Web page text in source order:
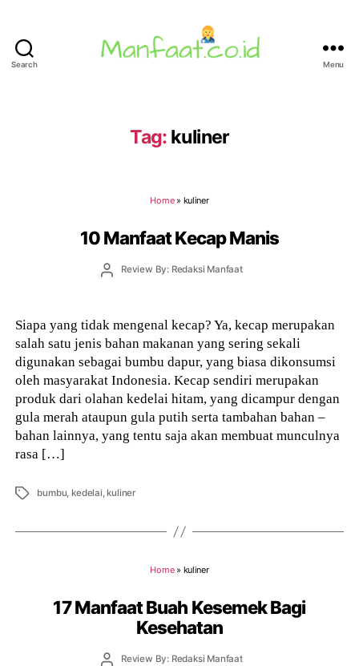
Search Menu
Tag: kuliner
Home» kuliner
10 Manfaat Kecap Manis
PostReview By: Redaksi Manfaat
Siapa yang tidak mengenal kecap? Ya, kecap merupakan
salah satu jenis bahan makanan yang sering sekali
digunakan sebagai bumbu dapur, yang biasa dikonsumsi
oleh masyarakat Indonesia. Kecap sendiri merupakan
produk dari olahan kedelai hitam, yang dicampur dengan
gula merah ataupun gula putih serta tambahan bahan –
bahan lainnya, yang tentu saja akan membuat munculnya
rasa […]
Tags bumbu, kedelai, kuliner
Home» kuliner
17 Manfaat Buah Kesemek Bagi
Kesehatan
PostReview By: Redaksi Manfaat